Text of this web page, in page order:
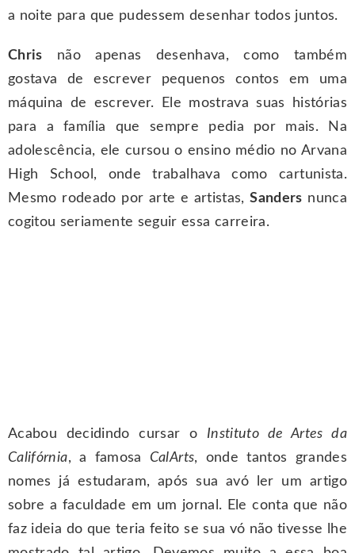
a noite para que pudessem desenhar todos juntos.
Chris não apenas desenhava, como também
gostava de escrever pequenos contos em uma
máquina de escrever. Ele mostrava suas histórias
para a família que sempre pedia por mais. Na
adolescência, ele cursou o ensino médio no Arvana
High School, onde trabalhava como cartunista.
Mesmo rodeado por arte e artistas,Sanders nunca
cogitou seriamente seguir essa carreira.
Acabou decidindo cursar o Instituto de Artes da
Califórnia, a famosa CalArts, onde tantos grandes
nomes já estudaram, após sua avó ler um artigo
sobre a faculdade em um jornal. Ele conta que não
faz ideia do que teria feito se sua vó não tivesse lhe